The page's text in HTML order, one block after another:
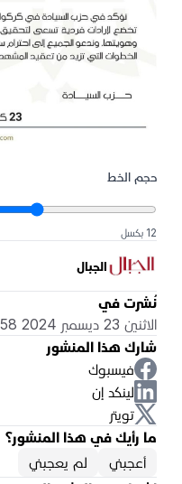
حجم الخط
12 بكسل
الجبال
نُشرت في
الاثنين 23 ديسمبر 2024 10:58 م
شارك هذا المنشور
فيسبوك
لينكد إن
تويتر
ما رأيك في هذا المنشور؟
أعجبني
لم يعجبني